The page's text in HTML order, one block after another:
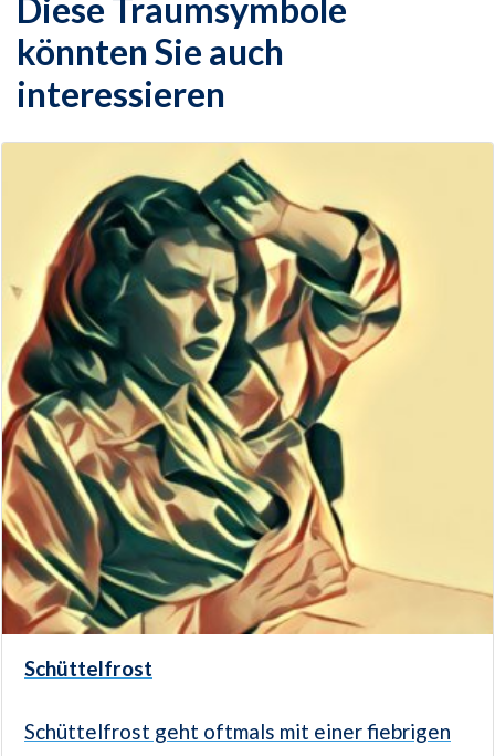
Diese Traumsymbole
könnten Sie auch
interessieren
Schüttelfrost
Schüttelfrost geht oftmals mit einer fiebrigen